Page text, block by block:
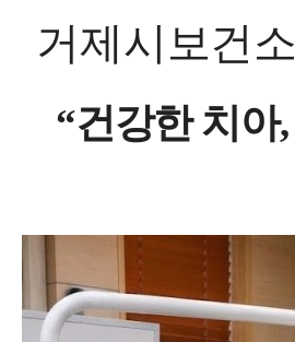
거제시보건소
“건강한 치아,